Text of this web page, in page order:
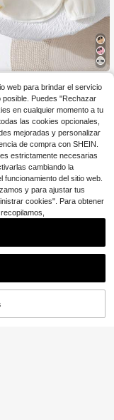
de letras, asimétrico,
alto, para niñas bebé, ve
otoño/invierno
web para brindar el servicio
Puedes "Rechazar
en cualquier momento a tu
las cookies opcionales,
mejoradas y personalizar
de compra con SHEIN.
estrictamente necesarias
cambiando la
del sitio web.
y para ajustar tus
cookies". Para obtener